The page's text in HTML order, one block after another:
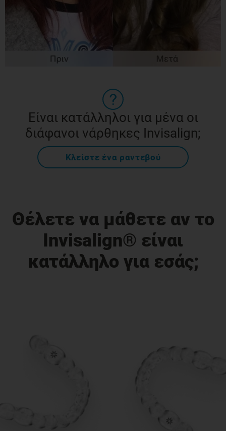
Είναι κατάλληλοι για μένα οι
διάφανοι νάρθηκες Invisalign;
Κλείστε ένα ραντεβού
Θέλετε να μάθετε αν το
Invisalign® είναι
κατάλληλο για εσάς;